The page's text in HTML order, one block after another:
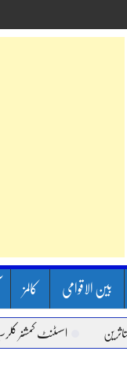
بین الاقوامی کالمز
اسسٹنٹ کمشنر